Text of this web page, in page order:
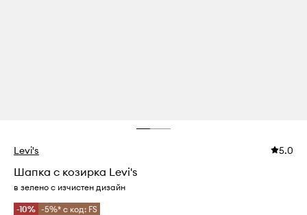
Levi's 5.0
Шапка с козирка Levi's
в зелено с изчистен дизайн
-10% -5%* с код: FS